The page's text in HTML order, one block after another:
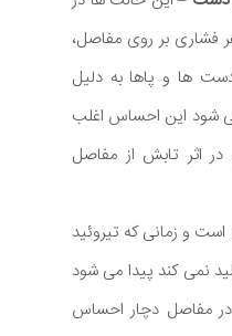
فشاری بر روی مفاصل،
ها و پاها به دلیل
شود این احساس اغلب
اثر تابش از مفاصل
و زمانی که تیروئید
نمی کند پیدا می شود
در مفاصل دچار احساس